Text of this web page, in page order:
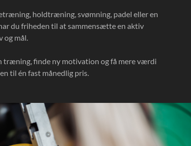
holdtræning, svømning, padel eller en
du friheden til at sammensætte en aktiv
og mål.
træning, finde ny motivation og få mere værdi
til én fast månedlig pris.